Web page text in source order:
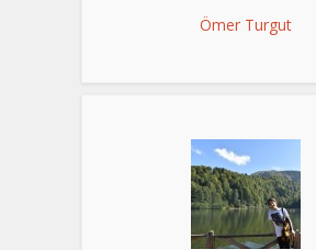
Ömer Turgut